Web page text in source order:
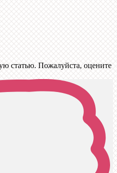
статью. Пожалуйста, оцените